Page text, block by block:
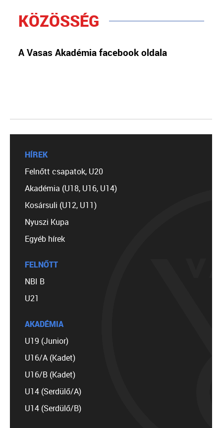
KÖZÖSSÉG
A Vasas Akadémia facebook oldala
HÍREK
Felnőtt csapatok, U20
Akadémia (U18, U16, U14)
Kosársuli (U12, U11)
Nyuszi Kupa
Egyéb hírek
FELNŐTT
NBI B
U21
AKADÉMIA
U19 (Junior)
U16/A (Kadet)
U16/B (Kadet)
U14 (Serdülő/A)
U14 (Serdülő/B)